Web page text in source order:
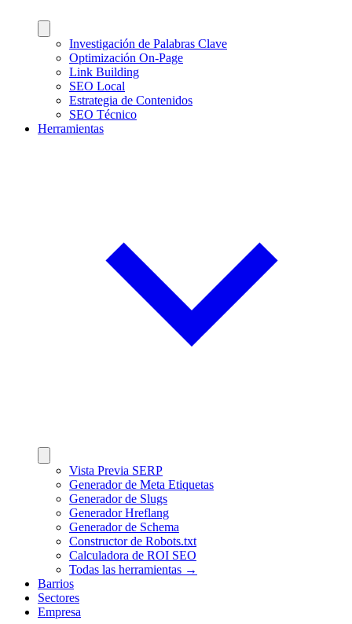
Investigación de Palabras Clave
Optimización On-Page
Link Building
SEO Local
Estrategia de Contenidos
SEO Técnico
Herramientas
Vista Previa SERP
Generador de Meta Etiquetas
Generador de Slugs
Generador Hreflang
Generador de Schema
Constructor de Robots.txt
Calculadora de ROI SEO
Todas las herramientas →
Barrios
Sectores
Empresa